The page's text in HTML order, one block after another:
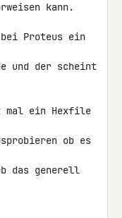
kann.
Proteus ein
und der scheint
mal ein Hexfile
ob es
das generell